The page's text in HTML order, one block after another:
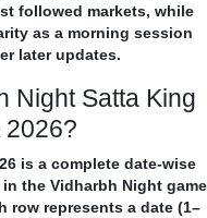
followed markets, while
as a morning session
later updates.
Night Satta King
is a complete date-wise
the Vidharbh Night game
row represents a date (1–